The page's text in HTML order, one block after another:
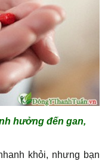
hưởng đến gan,
khỏi, nhưng bạn